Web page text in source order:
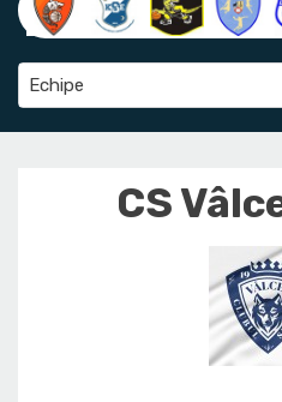
Echipe
CS